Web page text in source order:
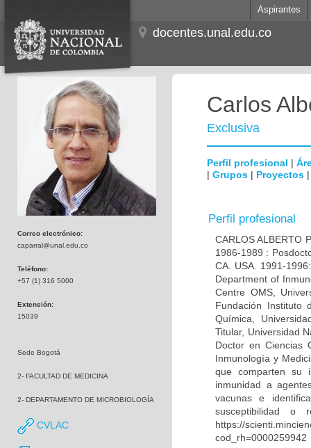
Aspirantes
docentes.unal.edu.co
Correo electrónico:
caparral@unal.edu.co
Teléfono:
+57 (1) 316 5000
Extensión:
15039
Sede Bogotá
2- FACULTAD DE MEDICINA
2- DEPARTAMENTO DE MICROBIOLOGÍA
CVLAC
Carlos
Exclusiva
Perfil profesional |
| Grupos | Proyectos
Perfil profesional
CARLOS ALBERTO
1986-1989 :
CA. USA. 1991-
Department of
Centre OMS,
Fundación Instituto
Química,
Titular, Universidad
Doctor en Ciencias
Inmunología y
que comparten su
inmunidad a
vacunas e
susceptibilidad o
https://
cod_rh=0000259942